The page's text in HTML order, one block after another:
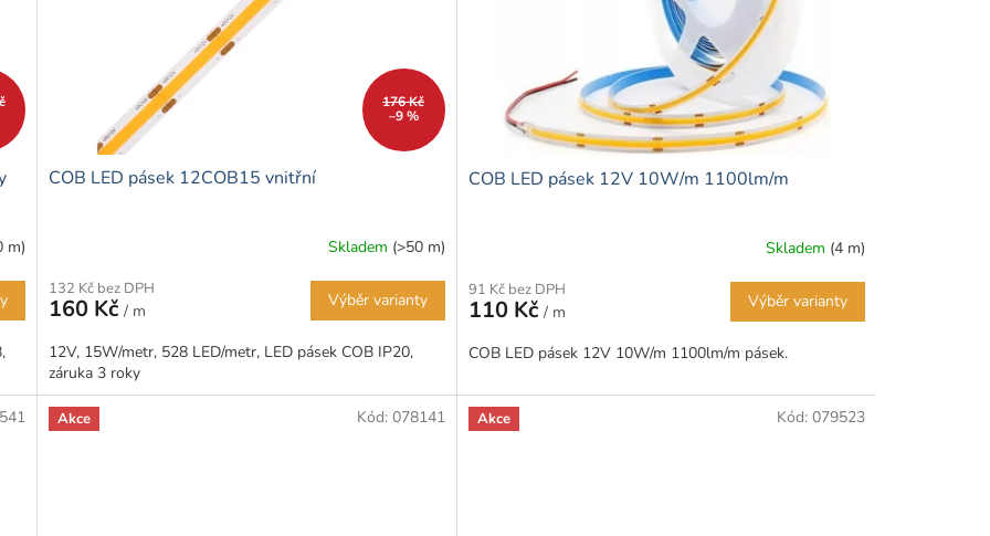
m)
176 Kč
–9 %
COB LED pásek 12COB15 vnitřní
Skladem (>50 m)
132 Kč bez DPH
160 Kč/ m
Výběr varianty
12V, 15W/metr, 528 LED/metr, LED pásek COB IP20,
záruka 3 roky
COB LED pásek 12V 10W/m 1100lm/m
Skladem (4 m)
91 Kč bez DPH
110 Kč / m
Výběr varianty
COB LED pásek 12V 10W/m 1100lm/m pásek.
Akce Kód: 078141 Akce Kód: 079523